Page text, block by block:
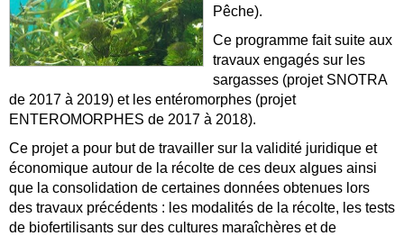
Pêche).
Ce programme fait suite aux
travaux engagés sur les
sargasses (projet SNOTRA
de 2017 à 2019) et les entéromorphes (projet
ENTEROMORPHES de 2017 à 2018).
Ce projet a pour but de travailler sur la validité juridique et
économique autour de la récolte de ces deux algues ainsi
que la consolidation de certaines données obtenues lors
des travaux précédents : les modalités de la récolte, les tests
de biofertilisants sur des cultures maraîchères et de